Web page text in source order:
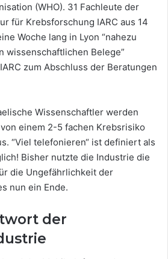
(WHO). 31 Fachleute der
für Krebsforschung IARC aus 14
Woche lang in Lyon “nahezu
wissenschaftlichen Belege”
zum Abschluss der Beratungen
Wissenschaftler werden
einem 2-5 fachen Krebsrisiko
“Viel telefonieren“ ist definiert als
Bisher nutzte die Industrie die
die Ungefährlichkeit der
nun ein Ende.
der